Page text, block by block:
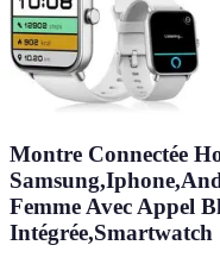
Montre Connectée
Femme Avec Appel
Intégrée,Smartwatch